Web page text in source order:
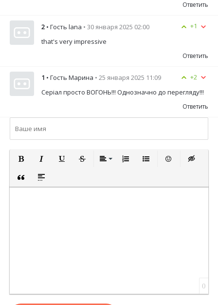
Ответить
+1
2 • Гость lana • 30 января 2025 02:00
that's very impressive
Ответить
+2
1 • Гость Марина • 25 января 2025 11:09
Серіал просто ВОГОНЬ!!! Однозначно до перегляду!!!
Ответить
ПОЛУЖИРНЫЙ
КУРСИВ
ВСТАВКА ЦИТАТЫ
ВСТАВКА СПОЙЛЕРА
0